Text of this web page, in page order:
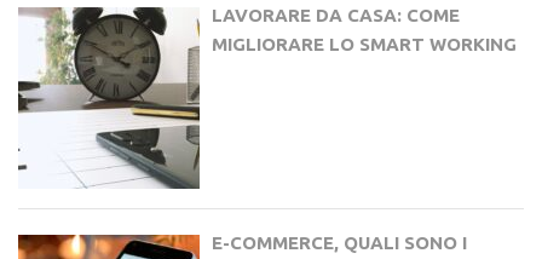
LAVORARE DA CASA: COME
MIGLIORARE LO SMART WORKING
E-COMMERCE, QUALI SONO I